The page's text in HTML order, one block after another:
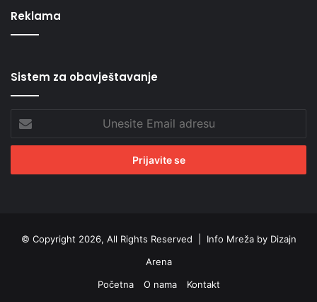
Reklama
Sistem za obavještavanje
Email
adresu
© Copyright 2026, All Rights Reserved | Info Mreža by Dizajn
Arena
Početna
O nama Kontakt